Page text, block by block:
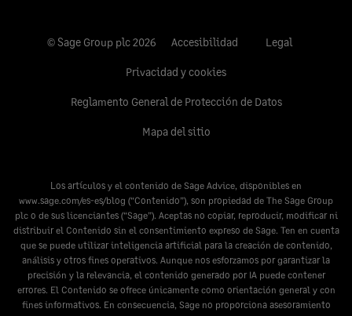
© Sage Group plc 2026 Accesibilidad Legal
Privacidad y cookies
Reglamento General de Protección de Datos
Mapa del sitio
Los artículos y el contenido de Sage Advice, disponibles en
www.sage.com/es-es/blog (“Contenido”), son propiedad de The Sage Group
plc o de sus licenciantes (“Sage”). Aceptas no copiar, reproducir, modificar ni
distribuir el Contenido sin el consentimiento expreso de Sage. Ten en cuenta
que se puede utilizar inteligencia artificial para la creación de contenido,
análisis y otros fines operativos. Aunque nos esforzamos por garantizar la
precisión y la relevancia, el contenido generado por IA puede contener
errores. El Contenido se ofrece únicamente como orientación general y con
fines informativos. En consecuencia, Sage no proporciona asesoramiento